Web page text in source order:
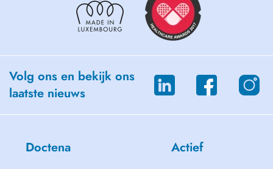
Volg ons en bekijk ons
laatste nieuws
Doctena Actief